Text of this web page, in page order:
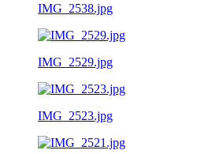
IMG_2538.jpg
IMG_2529.jpg
IMG_2523.jpg